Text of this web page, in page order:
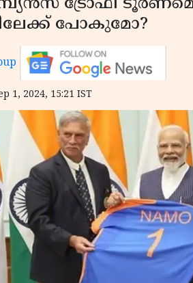
ട്രോഫി
പോകുമോ?
1, 2024, 15:21 IST